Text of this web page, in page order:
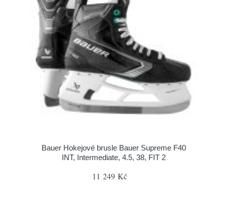
Bauer Hokejové brusle Bauer Supreme F40
INT, Intermediate, 4.5, 38, FIT 2
11 249 Kč